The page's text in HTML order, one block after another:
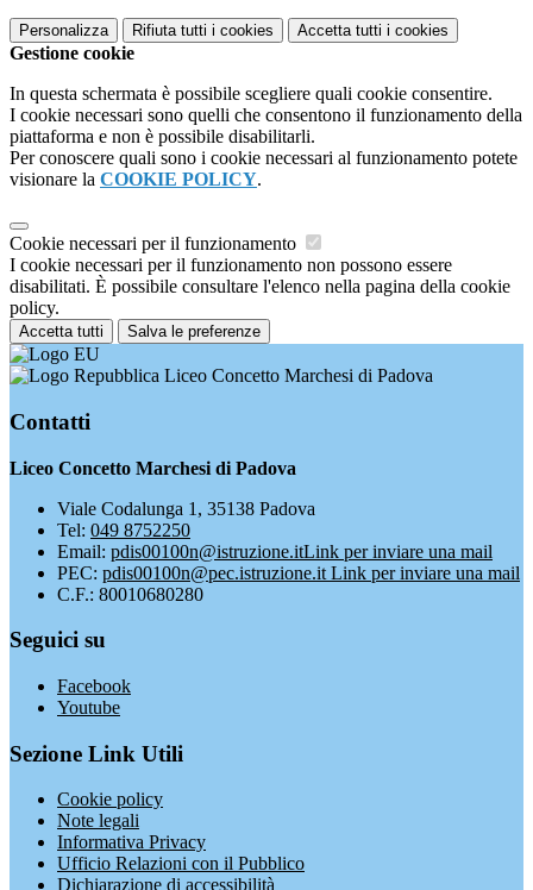
Personalizza Rifiuta tutti i cookies Accetta tutti i cookies
Gestione cookie
In questa schermata è possibile scegliere quali cookie consentire.
I cookie necessari sono quelli che consentono il funzionamento della
piattaforma e non è possibile disabilitarli.
Per conoscere quali sono i cookie necessari al funzionamento potete
visionare la COOKIE POLICY.
Cookie necessari per il funzionamento
I cookie necessari per il funzionamento non possono essere
disabilitati. È possibile consultare l'elenco nella pagina della cookie
policy.
Accetta tutti Salva le preferenze
Liceo Concetto Marchesi di Padova
Contatti
Liceo Concetto Marchesi di Padova
Viale Codalunga 1, 35138 Padova
Tel: 049 8752250
Email: pdis00100n@istruzione.itLink per inviare una mail
PEC: pdis00100n@pec.istruzione.it Link per inviare una mail
C.F.: 80010680280
Seguici su
Facebook
Youtube
Sezione Link Utili
Cookie policy
Note legali
Informativa Privacy
Ufficio Relazioni con il Pubblico
Dichiarazione di accessibilità